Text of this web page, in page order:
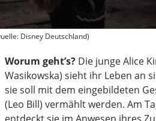
Disney Deutschland)
Worum geht’s? Die junge Alice
Wasikowska) sieht ihr Leben an
sie soll mit dem eingebildeten
(Leo Bill) vermählt werden. Am